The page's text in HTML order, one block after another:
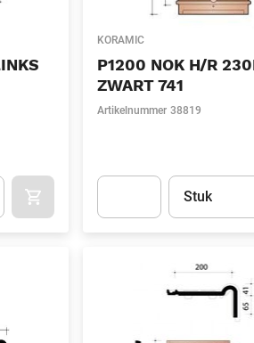
KORAMIC
P1200 NOK H/R
ZWART 741
Artikelnummer 38819
Eenheid
Stuk